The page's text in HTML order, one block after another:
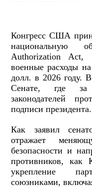
Конгресс США
национальную
Authorization Act,
военные расходы
долл. в 2026 году. В
Сенате, где за
законодателей
подписи президента.
Как заявил
отражает
безопасности и
противников,
укрепление
союзниками,